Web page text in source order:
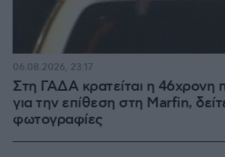
Στη ΓΑΔΑ κρατείται η 46χρονη
για την επίθεση στη Marfin,
φωτογραφίες
06.08.2026, 23:17